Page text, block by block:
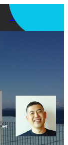
アプリを使う